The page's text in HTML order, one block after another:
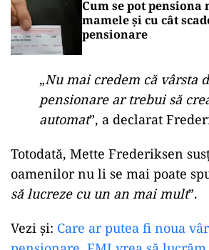
Din 2006, Danemarca corelează
pensionare cu speranța de
dată la cinci ani. În prezent, este
dar va crește la 68 în 2030 și la
Premierul social-democrat al
Frederiksen, a anunțat anul
creșterii automate a vârstei de
renegociat.
ACTUALITATE
mamele și cu cât
pensionare